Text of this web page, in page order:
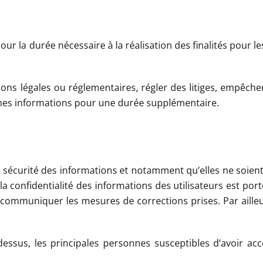
la durée nécessaire à la réalisation des finalités pour
légales ou réglementaires, régler des litiges,
informations pour une durée supplémentaire.
des informations et notamment qu’elles ne
confidentialité des informations des utilisateurs est
les mesures de corrections prises. Par
les principales personnes susceptibles d’avoir